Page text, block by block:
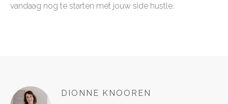
vandaag nog te starten met jouw side hustle.
DIONNE KNOOREN